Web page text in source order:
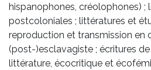
hispanophones, créolophones) ;
postcoloniales ; littératures et
reproduction et transmission en
(post-)esclavagiste ; écritures de
littérature, écocritique et